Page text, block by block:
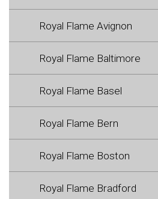
Royal Flame Avignon
Royal Flame Baltimore
Royal Flame Basel
Royal Flame Bern
Royal Flame Boston
Royal Flame Bradford